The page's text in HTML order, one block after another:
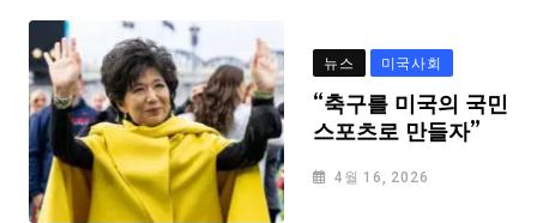
뉴스 미국사회
“축구를 미국의 국민
스포츠로 만들자”
4월 16, 2026